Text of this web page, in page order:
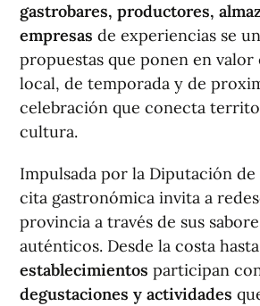
gastrobares, productores,
empresas de experiencias se
propuestas que ponen en
local, de temporada y de
celebración que conecta
cultura.
Impulsada por la Diputación de
cita gastronómica invita a
provincia a través de sus
auténticos. Desde la costa
establecimientos participan
degustaciones y actividades